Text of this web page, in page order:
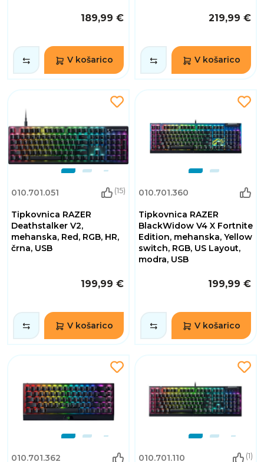
189,99 €
V košarico
219,99 €
V košarico
010.701.051 (15)
Tipkovnica RAZER
Deathstalker V2,
mehanska, Red, RGB, HR,
črna, USB
199,99 €
V košarico
010.701.360
Tipkovnica RAZER
BlackWidow V4 X Fortnite
Edition, mehanska, Yellow
switch, RGB, US Layout,
modra, USB
199,99 €
V košarico
010.701.362 010.701.110 (1)